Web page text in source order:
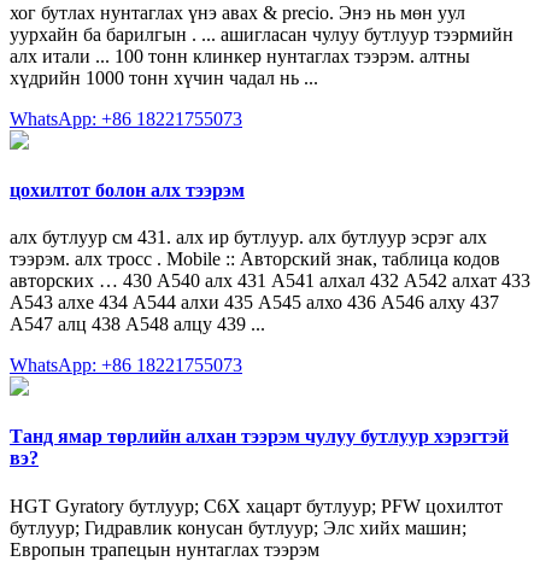
хог бутлах нунтаглах үнэ авах & precio. Энэ нь мөн уул
уурхайн ба барилгын . ... ашигласан чулуу бутлуур тээрмийн
алх итали ... 100 тонн клинкер нунтаглах тээрэм. алтны
хүдрийн 1000 тонн хүчин чадал нь ...
WhatsApp: +86 18221755073
цохилтот болон алх тээрэм
алх бутлуур см 431. алх ир бутлуур. алх бутлуур эсрэг алх
тээрэм. алх тросс . Mobile :: Авторский знак, таблица кодов
авторских … 430 А540 алх 431 А541 алхал 432 А542 алхат 433
А543 алхе 434 А544 алхи 435 А545 алхо 436 А546 алху 437
А547 алц 438 А548 алцу 439 ...
WhatsApp: +86 18221755073
Танд ямар төрлийн алхан тээрэм чулуу бутлуур хэрэгтэй
вэ?
HGT Gyratory бутлуур; C6X хацарт бутлуур; PFW цохилтот
бутлуур; Гидравлик конусан бутлуур; Элс хийх машин;
Европын трапецын нунтаглах тээрэм